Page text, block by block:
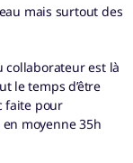
mais surtout des
collaborateur est là
le temps d’être
faite pour
moyenne 35h